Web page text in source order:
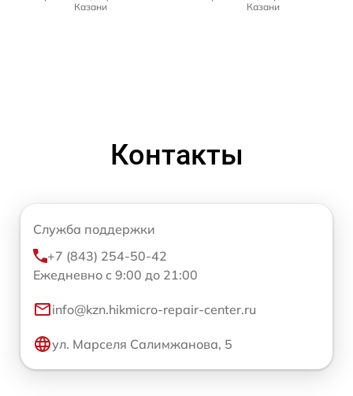
Казани
Казани
Контакты
Служба поддержки
+7 (843) 254-50-42
Ежедневно с 9:00 до 21:00
info@kzn.hikmicro-repair-center.ru
ул. Марселя Салимжанова, 5